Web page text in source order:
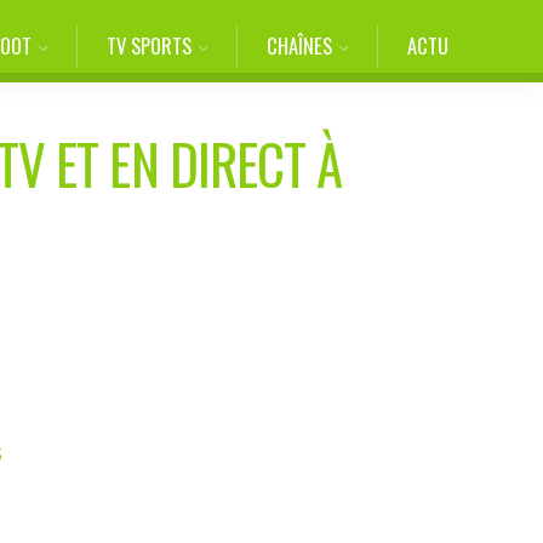
TV SPORTS CHAÎNES ACTU
ET EN DIRECT À